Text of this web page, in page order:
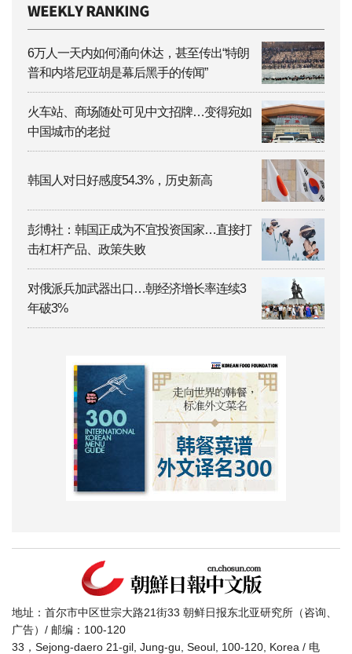
6万人一天内如何涌向休达，甚至传出“特朗
普和内塔尼亚胡是幕后黑手的传闻”
火车站、商场随处可见中文招牌…变得宛如
中国城市的老挝
韩国人对日好感度54.3%，历史新高
彭博社：韩国正成为不宜投资国家…直接打
击杠杆产品、政策失败
对俄派兵加武器出口…朝经济增长率连续3
年破3%
地址：首尔市中区世宗大路21街33 朝鲜日报东北亚研究所（咨询、
广告）/ 邮编：100-120
33，Sejong-daero 21-gil, Jung-gu, Seoul, 100-120, Korea / 电